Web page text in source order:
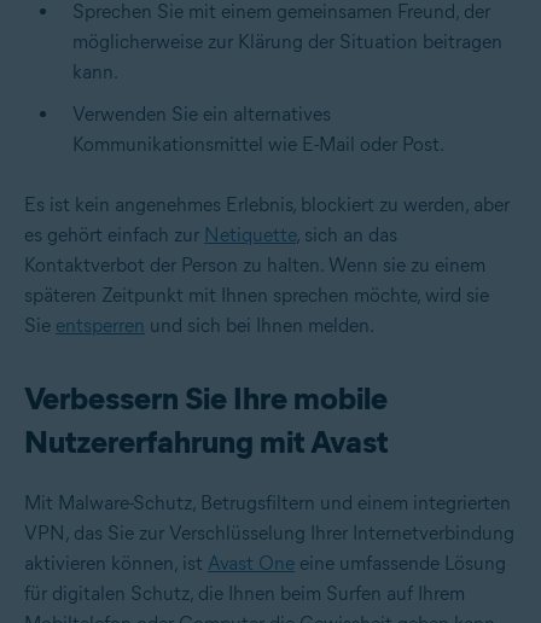
Sprechen Sie mit einem gemeinsamen Freund, der
möglicherweise zur Klärung der Situation beitragen
kann.
Verwenden Sie ein alternatives
Kommunikationsmittel wie E-Mail oder Post.
Es ist kein angenehmes Erlebnis, blockiert zu werden, aber
es gehört einfach zur Netiquette, sich an das
Kontaktverbot der Person zu halten. Wenn sie zu einem
späteren Zeitpunkt mit Ihnen sprechen möchte, wird sie
Sie entsperren und sich bei Ihnen melden.
Verbessern Sie Ihre mobile
Nutzererfahrung mit Avast
Mit Malware-Schutz, Betrugsfiltern und einem integrierten
VPN, das Sie zur Verschlüsselung Ihrer Internetverbindung
aktivieren können, ist Avast One eine umfassende Lösung
für digitalen Schutz, die Ihnen beim Surfen auf Ihrem